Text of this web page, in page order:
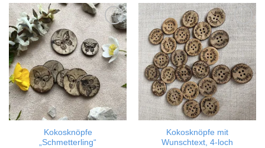
Add to
wishlist
Kokosknöpfe
„Schmetterling“
Add to
wishlist
Kokosknöpfe mit
Wunschtext, 4-loch